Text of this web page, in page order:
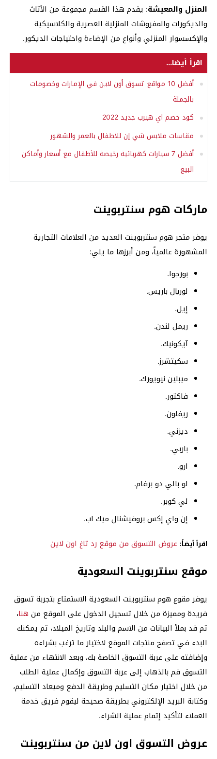
المنزل والمعيشة: يقدم هذا القسم مجموعة من الأثاث
والديكورات والمفروشات المنزلية العصرية والكلاسيكية
والإكسسوار المنزلي وأنواع من الإضاءة واحتياجات الديكور.
اقرأ أيضا...
أفضل 10 مواقع تسوق أون لاين في الإمارات وخصومات
بالجملة
كود خصم اي هيرب جديد 2022
مقاسات ملابس شي إن للاطفال بالعمر والشهور
أفضل 7 سيارات كهربائية رخيصة للأطفال مع أسعار وأماكن
البيع
ماركات هوم سنتربوينت
يوفر متجر هوم سنتربوينت العديد من العلامات التجارية
المشهورة عالمياً، ومن أبرزها ما يلي:
بورجوا.
لوريال باريس.
إيل.
ريمل لندن.
آيكونيك.
سكيتشرز.
ميبلين نيويورك.
فاكتور.
ريفلون.
ديزني.
باربي.
ارو.
لو بالي دو برفام.
لي كوبر.
إن واي إكس بروفيشنال ميك اب.
اقرأ أيضاً: عروض التسوق من موقع رد تاغ اون لاين
موقع سنتربوينت السعودية
يوفر مقوع هوم سنتربوينت السعودية الاستمتاع بتجربة تسوق
فريدة ومميزة من خلال تسجيل الدخول على الموقع من هنا،
ثم قد بملأ البيانات من الاسم والبلد وتاريخ الميلاد، ثم يمكنك
البدء في تصفح منتجات الموقع لاختيار ما ترغب بشراءه
وإضافته على عربة التسوق الخاصة بك، وبعد الانتهاء من عملية
التسوق قم بالذهاب إلى عربة التسوق وإكمال عملية الطلب
من خلال اختيار مكان التسليم وطريقة الدفع وميعاد التسليم،
وكتابة البريد الإلكتروني بطريقة صحيحة ليقوم فريق خدمة
العملاء لتأكيد إتمام عملية الشراء.
عروض التسوق اون لاين من سنتربوينت